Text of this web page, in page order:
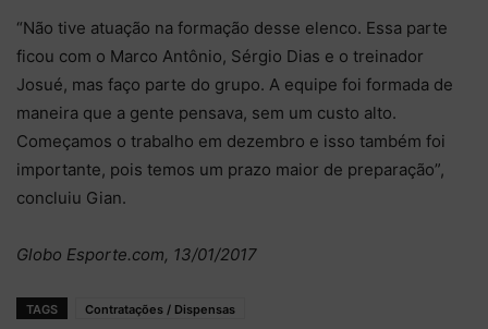
“Não tive atuação na formação desse elenco. Essa parte
ficou com o Marco Antônio, Sérgio Dias e o treinador
Josué, mas faço parte do grupo. A equipe foi formada de
maneira que a gente pensava, sem um custo alto.
Começamos o trabalho em dezembro e isso também foi
importante, pois temos um prazo maior de preparação”,
concluiu Gian.
Globo Esporte.com, 13/01/2017
TAGS Contratações / Dispensas